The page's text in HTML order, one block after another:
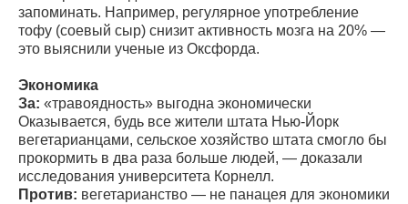
запоминать. Например, регулярное употребление
тофу (соевый сыр) снизит активность мозга на 20% —
это выяснили ученые из Оксфорда.
Экономика
За: «травоядность» выгодна экономически
Оказывается, будь все жители штата Нью-Йорк
вегетарианцами, сельское хозяйство штата смогло бы
прокормить в два раза больше людей, — доказали
исследования университета Корнелл.
Против: вегетарианство — не панацея для экономики